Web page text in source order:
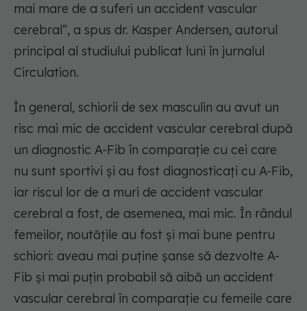
mai mare de a suferi un accident vascular
cerebral”, a spus dr. Kasper Andersen, autorul
principal al studiului publicat luni în jurnalul
Circulation.
În general, schiorii de sex masculin au avut un
risc mai mic de accident vascular cerebral după
un diagnostic A-Fib în comparație cu cei care
nu sunt sportivi și au fost diagnosticați cu A-Fib,
iar riscul lor de a muri de accident vascular
cerebral a fost, de asemenea, mai mic. În rândul
femeilor, noutățile au fost și mai bune pentru
schiori: aveau mai puține șanse să dezvolte A-
Fib și mai puțin probabil să aibă un accident
vascular cerebral în comparație cu femeile care